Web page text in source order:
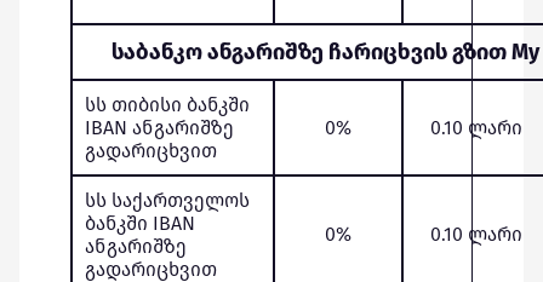
საბანკო ანგარიშზე ჩარიცხვის გზით
სს თიბისი ბანკში
IBAN ანგარიშზე
გადარიცხვით
0% 0.10 ლარი
სს საქართველოს
ბანკში IBAN
ანგარიშზე
გადარიცხვით
0% 0.10 ლარი